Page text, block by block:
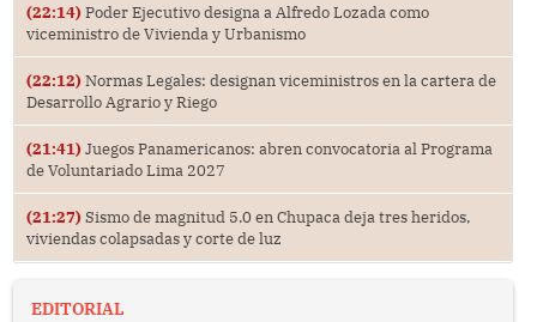
(22:14) Poder Ejecutivo designa a Alfredo Lozada como
viceministro de Vivienda y Urbanismo
(22:12) Normas Legales: designan viceministros en la cartera de
Desarrollo Agrario y Riego
(21:41) Juegos Panamericanos: abren convocatoria al Programa
de Voluntariado Lima 2027
(21:27) Sismo de magnitud 5.0 en Chupaca deja tres heridos,
viviendas colapsadas y corte de luz
EDITORIAL